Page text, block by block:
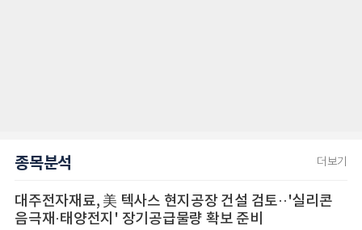
종목분석 더보기
대주전자재료, 美 텍사스 현지공장 건설 검토··'실리콘
음극재·태양전지' 장기공급물량 확보 준비